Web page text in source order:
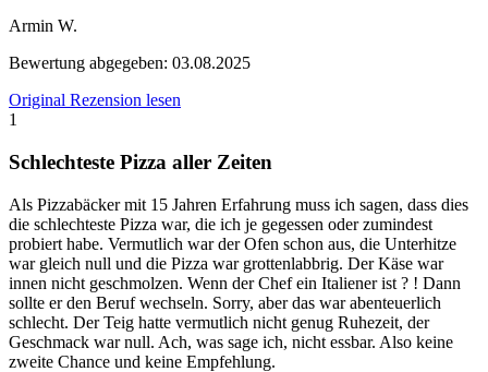
Armin W.
Bewertung abgegeben: 03.08.2025
Original Rezension lesen
1
Schlechteste Pizza aller Zeiten
Als Pizzabäcker mit 15 Jahren Erfahrung muss ich sagen, dass dies
die schlechteste Pizza war, die ich je gegessen oder zumindest
probiert habe. Vermutlich war der Ofen schon aus, die Unterhitze
war gleich null und die Pizza war grottenlabbrig. Der Käse war
innen nicht geschmolzen. Wenn der Chef ein Italiener ist ? ! Dann
sollte er den Beruf wechseln. Sorry, aber das war abenteuerlich
schlecht. Der Teig hatte vermutlich nicht genug Ruhezeit, der
Geschmack war null. Ach, was sage ich, nicht essbar. Also keine
zweite Chance und keine Empfehlung.